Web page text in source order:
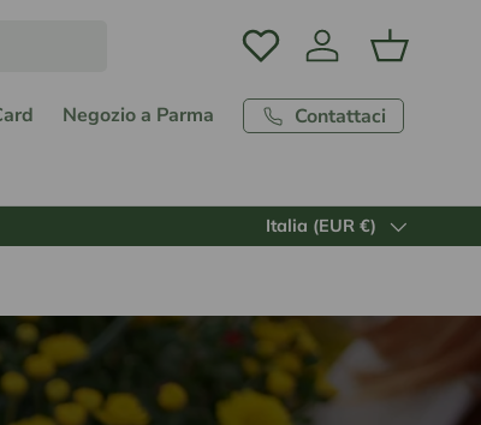
Accedi Carrello
Negozio a Parma Contattaci
Paese/Regione
Italia (EUR €)